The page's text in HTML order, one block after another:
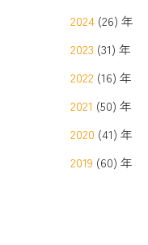
2024 (26) 年
2023 (31) 年
2022 (16) 年
2021 (50) 年
2020 (41) 年
2019 (60) 年